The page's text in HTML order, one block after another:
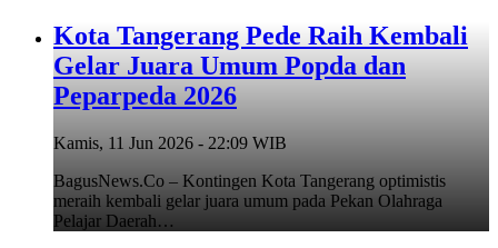
Kota Tangerang Pede Raih Kembali
Gelar Juara Umum Popda dan
Peparpeda 2026
Kamis, 11 Jun 2026 - 22:09 WIB
BagusNews.Co – Kontingen Kota Tangerang optimistis
meraih kembali gelar juara umum pada Pekan Olahraga
Pelajar Daerah…